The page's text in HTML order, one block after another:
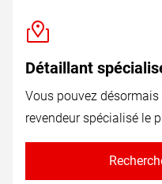
Détaillant
Vous pouvez
revendeur spécialisé le